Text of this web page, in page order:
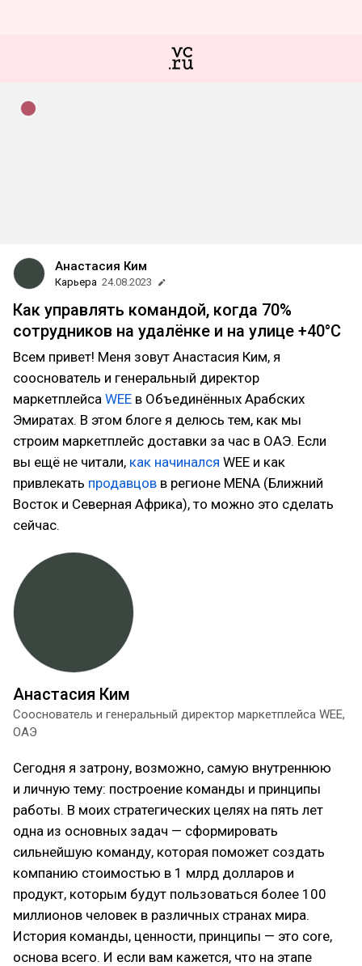
Анастасия Ким
Карьера 24.08.2023
Как управлять командой, когда 70%
сотрудников на удалёнке и на улице +40°С
Всем привет! Меня зовут Анастасия Ким, я
сооснователь и генеральный директор
маркетплейса WEE в Объединённых Арабских
Эмиратах. В этом блоге я делюсь тем, как мы
строим маркетплейс доставки за час в ОАЭ. Если
вы ещё не читали, как начинался WEE и как
привлекать продавцов в регионе MENA (Ближний
Восток и Северная Африка), то можно это сделать
сейчас.
Анастасия Ким
Сооснователь и генеральный директор маркетплейса WEE,
ОАЭ
Сегодня я затрону, возможно, самую внутреннюю
и личную тему: построение команды и принципы
работы. В моих стратегических целях на пять лет
одна из основных задач — сформировать
сильнейшую команду, которая поможет создать
компанию стоимостью в 1 млрд долларов и
продукт, которым будут пользоваться более 100
миллионов человек в различных странах мира.
История команды, ценности, принципы — это core,
основа всего. И если вам кажется, что на этапе